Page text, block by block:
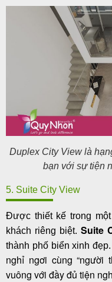
Duplex City View là
bạn với sự tiện
5. Suite City View
Được thiết kế trong
khách riêng biệt. Suite
thành phố biển xinh
nghỉ ngơi cùng “người
vuông với đầy đủ tiện